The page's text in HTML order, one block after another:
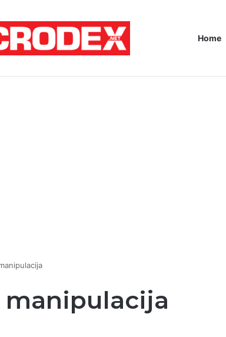
Home
ZATAJENA ULOGA HVO-a U “OLUJI”
manipulacija